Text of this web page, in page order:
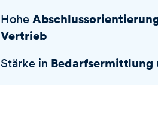
Hohe
Vertrieb
Stärke in Bedarfsermittlung